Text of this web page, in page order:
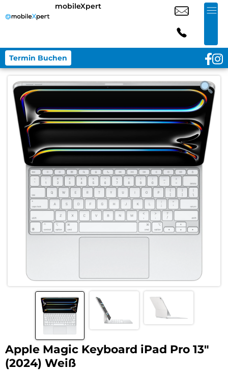
mobileXpert
Termin Buchen
Apple Magic Keyboard iPad Pro 13″
(2024) Weiß